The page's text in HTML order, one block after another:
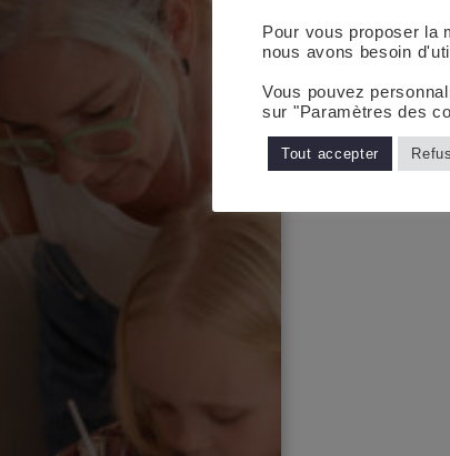
Pour vous proposer la
nous avons besoin
Vous pouvez
sur "Paramètres des
Tout accepter